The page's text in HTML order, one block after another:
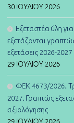
30 ΙΟΥΛΊΟΥ 2026
Εξεταστέα ύλη
εξετάζονται
εξετάσεις 2026-2027
29 ΙΟΥΛΊΟΥ 2026
ΦΕΚ 4673/2026.
2027. Γραπτώς
αξιολόγησης